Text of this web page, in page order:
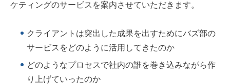
ケティングのサービスを案内させていただきます。
クライアント は突出した成果を出すためにバズ部の
サービスをどのように活用して きたのか
どのようなプロセスで社内の誰を巻き込みながら作
り上げていったのか